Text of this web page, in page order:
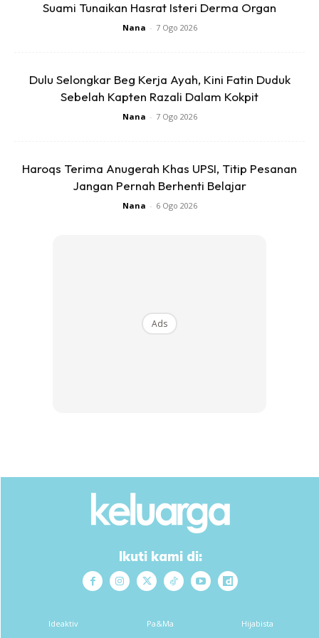
tinggi iaitu 6.49 berbanding lelaki dengan skor 6.46.
warganegara tiada elemen diskriminasi.”
Beliau berkata di peringkat antarabangsa, Malaysia
menduduki tangga ke 79 daripada 146 negara dengan skor
5.384 dalam laporan World Happiness Report 2021.
Mohd Uzir berkata MHI itu penting sebagai input dalam
nasional dan negeri yang dapat digunakan dalam mencapai
Suami Tunaikan Hasrat Isteri Derma Organ
Nana - 7 Ogo 2026
Dulu Selongkar Beg Kerja Ayah, Kini Fatin Duduk
Sebelah Kapten Razali Dalam Kokpit
Nana - 7 Ogo 2026
Haroqs Terima Anugerah Khas UPSI, Titip Pesanan
Jangan Pernah Berhenti Belajar
Nana - 6 Ogo 2026
Ads
Ikuti kami di:
Ideaktiv Pa&Ma Hijabista